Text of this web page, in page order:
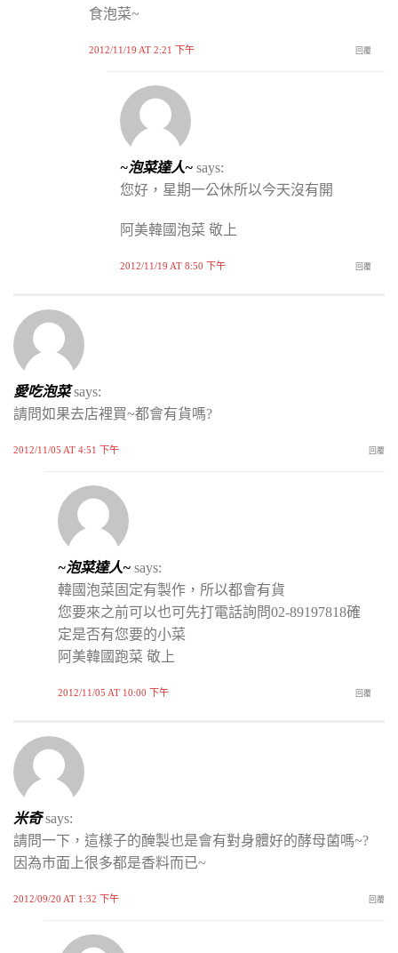
食泡菜~
2012/11/19 AT 2:21 下午 回覆
~泡菜達人~ says:
您好，星期一公休所以今天沒有開
阿美韓國泡菜 敬上
2012/11/19 AT 8:50 下午 回覆
愛吃泡菜 says:
請問如果去店裡買~都會有貨嗎?
2012/11/05 AT 4:51 下午 回覆
~泡菜達人~ says:
韓國泡菜固定有製作，所以都會有貨
您要來之前可以也可先打電話詢問02-89197818確
定是否有您要的小菜
阿美韓國跑菜 敬上
2012/11/05 AT 10:00 下午 回覆
米奇 says:
請問一下，這樣子的醃製也是會有對身體好的酵母菌嗎~?
因為市面上很多都是香料而已~
2012/09/20 AT 1:32 下午 回覆